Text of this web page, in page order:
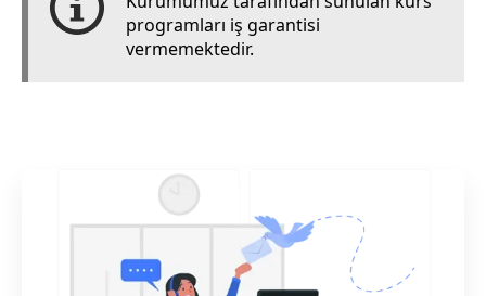
programları iş garantisi
vermemektedir.